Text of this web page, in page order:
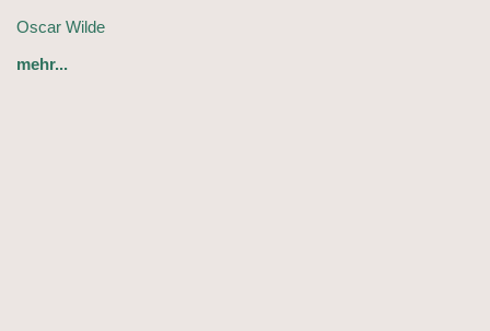
Oscar Wilde
mehr...